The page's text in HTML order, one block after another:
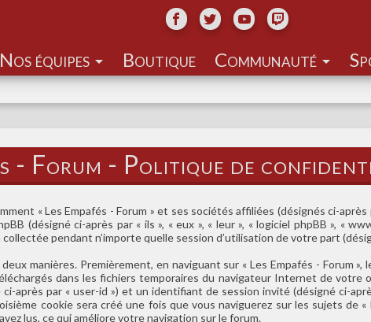
Nos équipes Communauté
- Forum - Politique de
« Les Empafés - Forum » et ses sociétés affiliées (désignés ci-après
(désigné ci-après par « ils », « eux », « leur », « logiciel phpBB », «
pendant n’importe quelle session d’utilisation de votre part
manières. Premièrement, en naviguant sur « Les Empafés - Forum
dans les fichiers temporaires du navigateur Internet de votre
après par « user-id ») et un identifiant de session invité (désigné ci-
cookie sera créé une fois que vous naviguerez sur les sujets de
lus, ce qui améliore votre navigation sur le forum.